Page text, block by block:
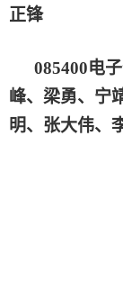
正锋
085400电
峰、梁勇、宁
明、张大伟、